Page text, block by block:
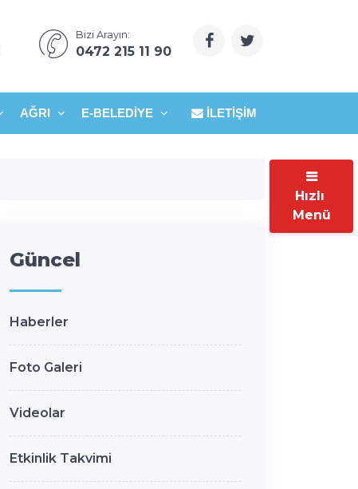
Bizi Arayın:
0472 215 11 90
AĞRI E-BELEDIYE İLETIŞIM
Güncel
Haberler
Foto Galeri
Videolar
Etkinlik Takvimi
Hızlı
Menü